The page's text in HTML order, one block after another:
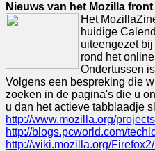
Nieuws van het Mozilla front
Het
huidige
uiteengezet
rond het
Ondertussen
Volgens een bespreking die
zoeken in de pagina's die u
u dan het actieve tabblaadje
http://www.mozilla.org/
http://blogs.pcworld.com/
http://wiki.mozilla.org/